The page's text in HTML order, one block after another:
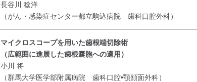
長谷川 稔洋
（がん・感染症センター都立駒込病院 歯科口腔外科）
マイクロスコープを用いた歯根端切除術
（広範囲に進展した歯根嚢胞への適用）
小川 将
（群馬大学医学部附属病院 歯科口腔•顎顔面外科）